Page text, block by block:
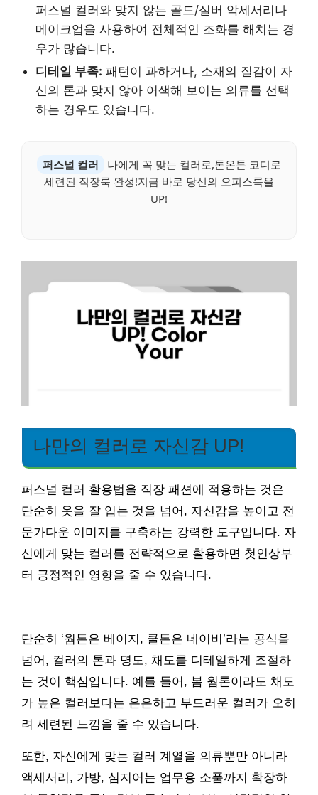
퍼스널 컬러와 맞지 않는 골드/실버 악세서리나
메이크업을 사용하여 전체적인 조화를 해치는 경
우가 많습니다.
디테일 부족: 패턴이 과하거나, 소재의 질감이 자
신의 톤과 맞지 않아 어색해 보이는 의류를 선택
하는 경우도 있습니다.
퍼스널 컬러
나에게 꼭 맞는 컬러로,톤온톤 코디로
세련된 직장룩 완성!지금 바로 당신의 오피스룩을
UP!
나만의 컬러로 자신감 UP!
퍼스널 컬러 활용법을 직장 패션에 적용하는 것은
단순히 옷을 잘 입는 것을 넘어, 자신감을 높이고 전
문가다운 이미지를 구축하는 강력한 도구입니다. 자
신에게 맞는 컬러를 전략적으로 활용하면 첫인상부
터 긍정적인 영향을 줄 수 있습니다.
단순히 ‘웜톤은 베이지, 쿨톤은 네이비’라는 공식을
넘어, 컬러의 톤과 명도, 채도를 디테일하게 조절하
는 것이 핵심입니다. 예를 들어, 봄 웜톤이라도 채도
가 높은 컬러보다는 은은하고 부드러운 컬러가 오히
려 세련된 느낌을 줄 수 있습니다.
또한, 자신에게 맞는 컬러 계열을 의류뿐만 아니라
액세서리, 가방, 심지어는 업무용 소품까지 확장하